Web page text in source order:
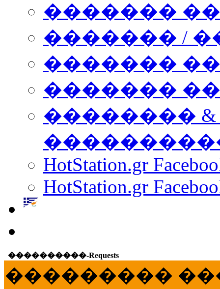
�������
������� /
�������
������� ���
��������
HotStation.gr
HotStation.gr
����������-Requests
���������